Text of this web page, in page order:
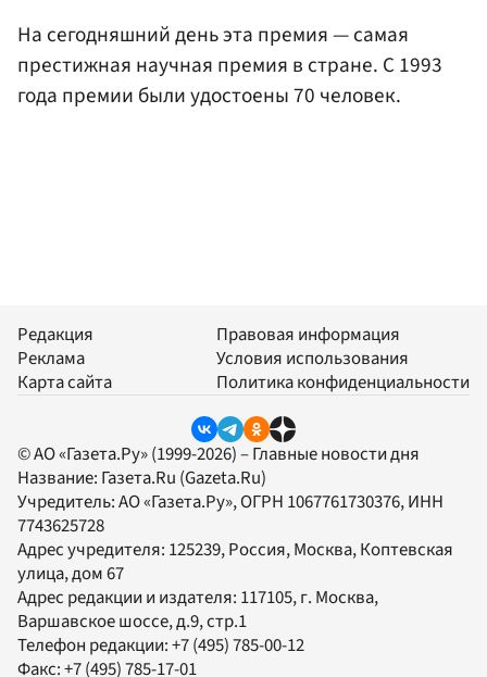
На сегодняшний день эта премия — самая
престижная научная премия в стране. С 1993
года премии были удостоены 70 человек.
Редакция
Реклама
Карта сайта
Правовая информация
Условия использования
Политика конфиденциальности
© АО «Газета.Ру» (1999-2026) – Главные новости дня
Название: Газета.Ru (Gazeta.Ru)
Учредитель:АО «Газета.Ру», ОГРН 1067761730376, ИНН
7743625728
Адрес учредителя: 125239, Россия, Москва, Коптевская
улица, дом 67
Адрес редакции и издателя: 117105, г. Москва,
Варшавское шоссе, д.9, стр.1
Телефон редакции:+7 (495) 785-00-12
Факс:+7 (495) 785-17-01